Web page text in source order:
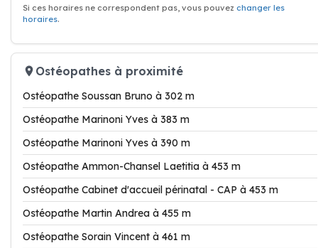
Si ces horaires ne correspondent pas, vous pouvez changer les
horaires.
Ostéopathes à proximité
Ostéopathe Soussan Bruno à 302 m
Ostéopathe Marinoni Yves à 383 m
Ostéopathe Marinoni Yves à 390 m
Ostéopathe Ammon-Chansel Laetitia à 453 m
Ostéopathe Cabinet d'accueil périnatal - CAP à 453 m
Ostéopathe Martin Andrea à 455 m
Ostéopathe Sorain Vincent à 461 m